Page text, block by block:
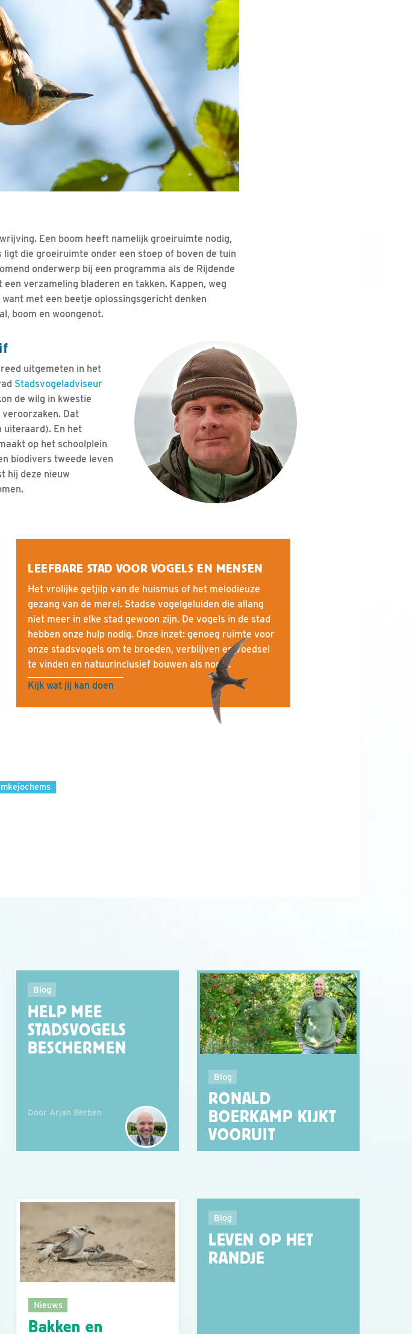
Een boom heeft namelijk groeiruimte nodig,
die groeiruimte onder een stoep of boven de tuin
onderwerp bij een programma als de Rijdende
een verzameling bladeren en takken. Kappen, weg
met een beetje oplossingsgericht denken
boom en woongenot.
uitgemeten in het
Stadsvogeladviseur
de wilg in kwestie
Dat
uiteraard). En het
op het schoolplein
biodivers tweede leven
hij deze nieuw
LEEFBARE STAD VOOR VOGELS EN MENSEN
Het vrolijke getjilp van de huismus of het melodieuze
gezang van de merel. Stadse vogelgeluiden die allang
niet meer in elke stad gewoon zijn. De vogels in de stad
hebben onze hulp nodig. Onze inzet: genoeg ruimte voor
onze stadsvogels om te broeden, verblijven en voedsel
te vinden en natuurinclusief bouwen als norm.
Kijk wat jij kan doen
Blog
HELP MEE
STADSVOGELS
BESCHERMEN
Door Arjan Berben
Blog
RONALD
BOERKAMP KIJKT
VOORUIT
Nieuws
Bakken en
Blog
LEVEN OP HET
RANDJE